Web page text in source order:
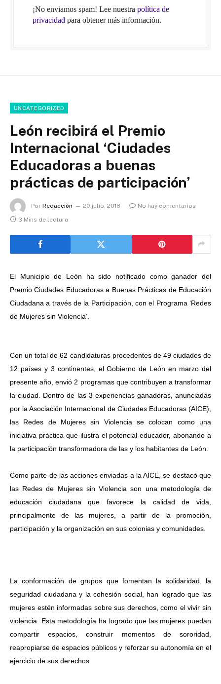
¡No enviamos spam! Lee nuestra política de
privacidad para obtener más información.
UNCATEGORIZED
León recibirá el Premio
Internacional ‘Ciudades
Educadoras a buenas
prácticas de participación’
Por Redacción 20 julio, 2018
No hay comentarios
3 Mins de lectura
El Municipio de León ha sido notificado como ganador del
Premio Ciudades Educadoras a Buenas Prácticas de Educación
Ciudadana a través de la Participación, con el Programa ‘Redes
de Mujeres sin Violencia’.
Con un total de 62 candidaturas procedentes de 49 ciudades de
12 países y 3 continentes, el Gobierno de León en marzo del
presente año, envió 2 programas que contribuyen a transformar
la ciudad. Dentro de las 3 experiencias ganadoras, anunciadas
por la Asociación Internacional de Ciudades Educadoras (AICE),
las Redes de Mujeres sin Violencia se colocan como una
iniciativa práctica que ilustra el potencial educador, abonando a
la participación transformadora de las y los habitantes de León.
Como parte de las acciones enviadas a la AICE, se destacó que
las Redes de Mujeres sin Violencia son una metodología de
educación ciudadana que favorece la calidad de vida,
principalmente de las mujeres, a partir de la promoción,
participación y la organización en sus colonias y comunidades.
La conformación de grupos que fomentan la solidaridad, la
seguridad ciudadana y la cohesión social, han logrado que las
mujeres estén informadas sobre sus derechos, como el vivir sin
violencia. Esta metodología ha logrado que las mujeres puedan
compartir espacios, construir momentos de sororidad,
reapropiarse de espacios públicos y reforzar su autonomía en el
ejercicio de sus derechos.